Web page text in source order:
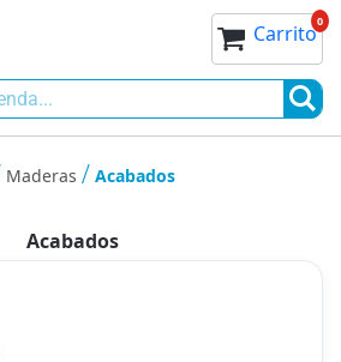
Mi cesta
Carrito0 0
Maderas Acabados
Acabados